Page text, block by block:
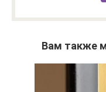
Вам также